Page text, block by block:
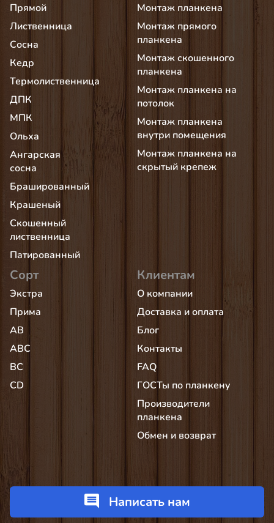
Прямой
Лиственница
Сосна
Кедр
Термолиственница
ДПК
МПК
Ольха
Ангарская
сосна
Брашированный
Крашеный
Скошенный
лиственница
Патированный
Монтаж планкена
Монтаж прямого
планкена
Монтаж скошенного
планкена
Монтаж планкена на
потолок
Монтаж планкена
внутри помещения
Монтаж планкена на
скрытый крепеж
Сорт
Экстра
Прима
AB
АВС
BC
CD
Клиентам
О компании
Доставка и оплата
Блог
Контакты
FAQ
ГОСТы по планкену
Производители
планкена
Обмен и возврат
Написать нам